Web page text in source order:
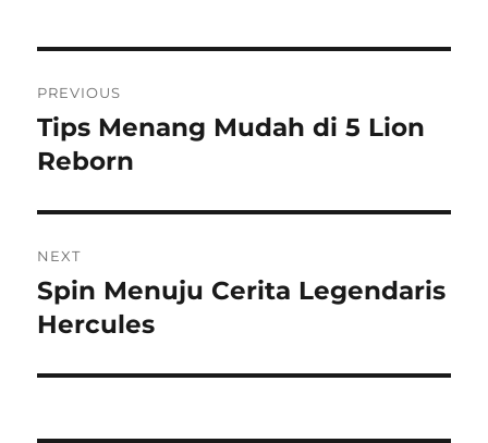
navigation
PREVIOUS
Previous
post:
Tips Menang Mudah di 5 Lion
Reborn
NEXT
Next
post:
Spin Menuju Cerita Legendaris
Hercules